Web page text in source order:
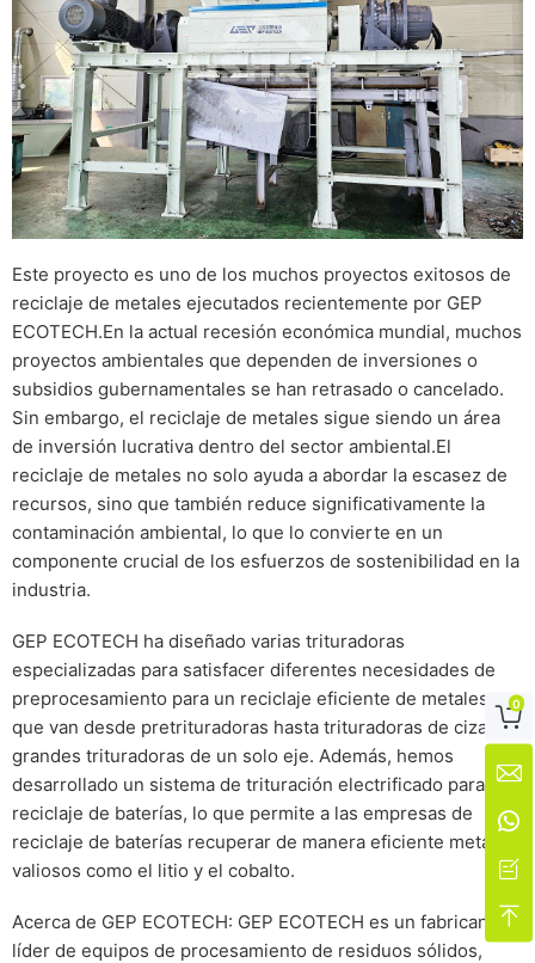
Este proyecto es uno de los muchos proyectos exitosos de
reciclaje de metales ejecutados recientemente por GEP
ECOTECH.En la actual recesión económica mundial, muchos
proyectos ambientales que dependen de inversiones o
subsidios gubernamentales se han retrasado o cancelado.
Sin embargo, el reciclaje de metales sigue siendo un área
de inversión lucrativa dentro del sector ambiental.El
reciclaje de metales no solo ayuda a abordar la escasez de
recursos, sino que también reduce significativamente la
contaminación ambiental, lo que lo convierte en un
componente crucial de los esfuerzos de sostenibilidad en la
industria.
GEP ECOTECH ha diseñado varias trituradoras
especializadas para satisfacer diferentes necesidades de
preprocesamiento para un reciclaje eficiente de metales,
que van desde pretrituradoras hasta trituradoras de cizalla y
grandes trituradoras de un solo eje. Además, hemos
desarrollado un sistema de trituración electrificado para el
reciclaje de baterías, lo que permite a las empresas de
reciclaje de baterías recuperar de manera eficiente metales
valiosos como el litio y el cobalto.
Acerca de GEP ECOTECH: GEP ECOTECH es un fabricante
líder de equipos de procesamiento de residuos sólidos,

0



